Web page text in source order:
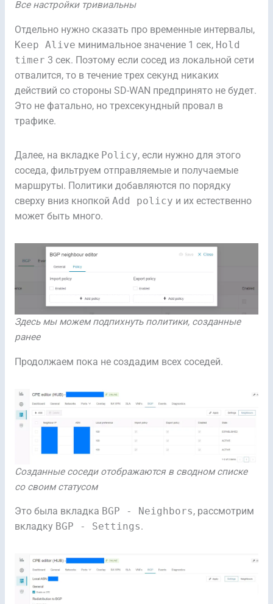
Все настройки тривиальны
Отдельно нужно сказать про временные интервалы,
Keep Alive минимальное значение 1 сек, Hold
timer 3 сек. Поэтому если сосед из локальной сети
отвалится, то в течение трех секунд никаких
действий со стороны SD-WAN предпринято не будет.
Это не фатально, но трехсекундный провал в
трафике.
Далее, на вкладке Policy, если нужно для этого
соседа, фильтруем отправляемые и получаемые
маршруты. Политики добавляются по порядку
сверху вниз кнопкой Add policy и их естественно
может быть много.
Здесь мы можем подпихнуть политики, созданные
ранее
Продолжаем пока не создадим всех соседей.
Созданные соседи отображаются в сводном списке
со своим статусом
Это была вкладка BGP - Neighbors, рассмотрим
вкладку BGP - Settings.